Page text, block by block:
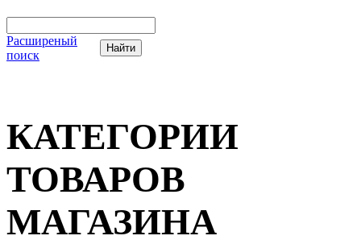
Расширеный
поиск
КАТЕГОРИИ
ТОВАРОВ
МАГАЗИНА